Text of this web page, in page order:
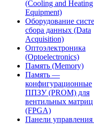
(Cooling and Heating
Equipment)
Оборудование
сбора данных (Data
Acquisition)
Оптоэлектроника
(Optoelectronics)
Память (Memory)
Память —
конфигурационные
ППЗУ (PROM) для
вентильных матриц
(FPGA)
Панели управления